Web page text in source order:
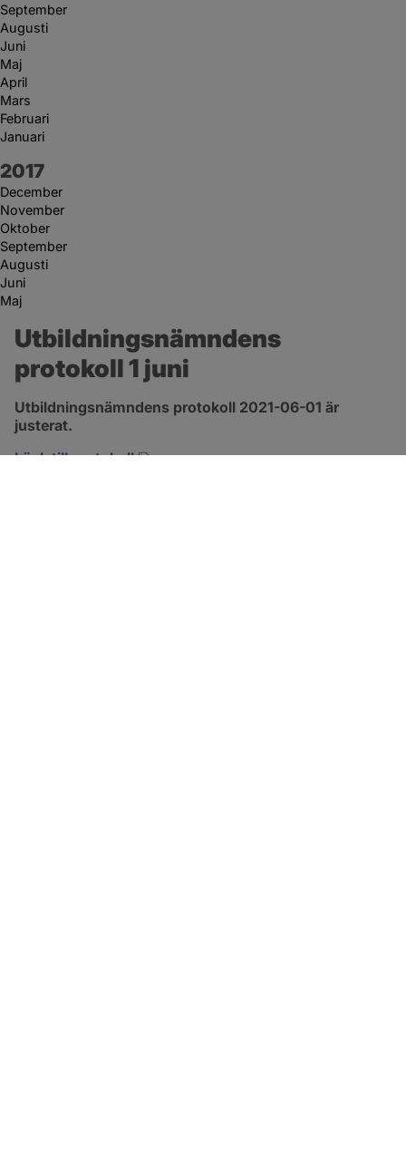
September
Augusti
Juni
Maj
April
Mars
Februari
Januari
År:
2017
December
November
Oktober
September
Augusti
Juni
Maj
Utbildningsnämndens
protokoll 1 juni
Utbildningsnämndens protokoll 2021-06-01 är
justerat.
Länk till protokoll
pdf, 1.3 MB, öppnas i nytt fönster.